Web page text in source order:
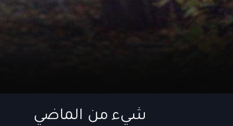
شيء من الماضي